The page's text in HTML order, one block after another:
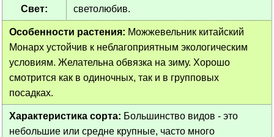
Свет: светолюбив.
Особенности растения: Можжевельник китайский
Монарх устойчив к неблагоприятным экологическим
условиям. Желательна обвязка на зиму. Хорошо
смотрится как в одиночных, так и в групповых
посадках.
Характеристика сорта: Большинство видов - это
небольшие или средне крупные, часто много